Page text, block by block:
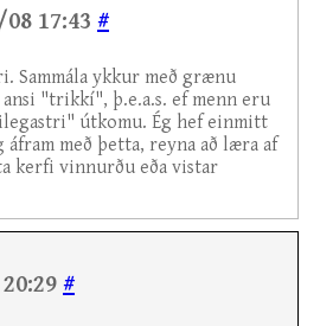
17:43 #
Sammála ykkur með grænu
"trikkí", þ.e.a.s. ef menn eru
útkomu. Ég hef einmitt
með þetta, reyna að læra af
kerfi vinnurðu eða vistar
#